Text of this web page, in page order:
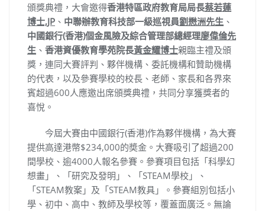
頒獎典禮，大會邀得香港特區政府教育局局長蔡若蓮
博士,JP 、 中聯辦教育科技部一級巡視員劉懋洲先生 、
中國銀行(香港)個金風險及綜合管理部總經理廖偉倫先
生 、 香港資優教育學苑院長黃金耀博士親臨主禮及頒
獎，連同大賽評判、夥伴機構、委託機構和贊助機構
的代表，以及參賽學校的校長、老師、家長和各界來
賓超過600人應邀出席頒獎典禮，共同分享獲獎者的
喜悅。
今屆大賽由中國銀行(香港)作為夥伴機構，為大賽
提供高達港幣$234,000的奬金。大賽吸引了超過200
間學校、逾4000人報名參賽。參賽項目包括「科學幻
想畫」、「研究及發明」、「STEAM學校」、
「STEAM教案」及「STEAM教具」。參賽組別包括小
學、初中、高中、教師及學校等，覆蓋面廣泛。無論